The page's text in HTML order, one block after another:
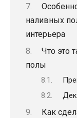
наливных
интерьера
Что это
полы
Как